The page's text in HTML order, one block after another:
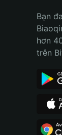
Bahasa
Português
Bạn
hơn
trên